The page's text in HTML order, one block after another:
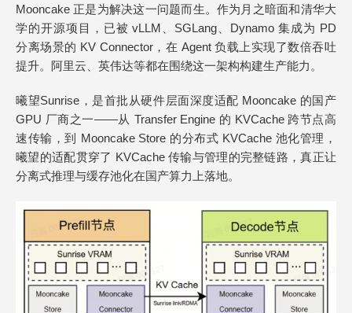
Mooncake 正是为解决这一问题而生。作为月之暗面和清华大
学的开源项目，已被 vLLM、SGLang、Dynamo 集成为 PD
分离场景的 KV Connector，在 Agent 负载上实现了数倍吞吐
提升。阿里云、英伟达等都在围绕这一架构构建生产能力。
曦望Sunrise，是首批从硬件层面深度适配 Mooncake 的国产
GPU 厂商之一——从 Transfer Engine 的 KVCache 跨节点高
速传输，到 Mooncake Store 的分布式 KVCache 池化管理，
曦望的适配贯穿了 KVCache 传输与管理的完整链路，真正让
分离式推理与缓存池化在国产算力上落地。